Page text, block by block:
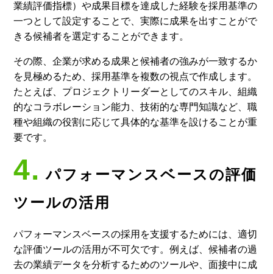
業績評価指標）や成果目標を達成した経験を採用基準の
一つとして設定することで、実際に成果を出すことがで
きる候補者を選定することができます。
その際、企業が求める成果と候補者の強みが一致するか
を見極めるため、採用基準を複数の視点で作成します。
たとえば、プロジェクトリーダーとしてのスキル、組織
的なコラボレーション能力、技術的な専門知識など、職
種や組織の役割に応じて具体的な基準を設けることが重
要です。
4. パフォーマンスベースの評価
ツールの活用
パフォーマンスベースの採用を支援するためには、適切
な評価ツールの活用が不可欠です。例えば、候補者の過
去の業績データを分析するためのツールや、面接中に成